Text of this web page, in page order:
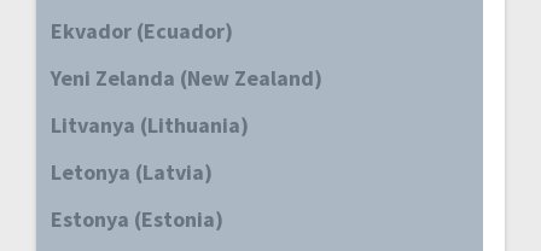
Ekvador (Ecuador)
Yeni Zelanda (New Zealand)
Litvanya (Lithuania)
Letonya (Latvia)
Estonya (Estonia)